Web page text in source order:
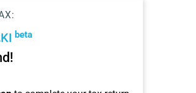
KI beta